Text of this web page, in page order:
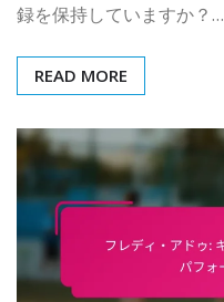
録を保持していますか？…
READ MORE